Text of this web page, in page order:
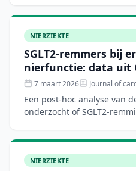
aldosteronsynthase-
NIERZIEKTE
SGLT2-remmers bij
nierfunctie: data uit
7 maart 2026 Journal of
Een post-hoc analyse van
onderzocht of SGLT2-
resultaten zijn
NIERZIEKTE